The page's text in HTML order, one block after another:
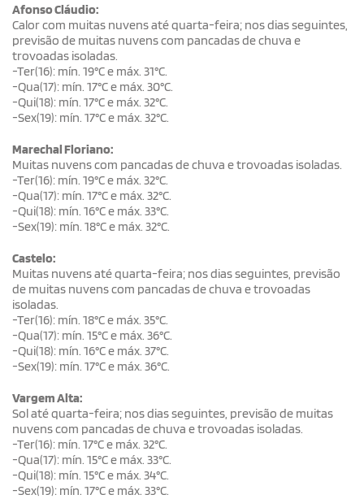
Afonso Cláudio:
Calor com muitas nuvens até quarta-feira; nos dias seguintes,
previsão de muitas nuvens com pancadas de chuva e
trovoadas isoladas.
-Ter(16): mín. 19°C e máx. 31°C.
-Qua(17): mín. 17°C e máx. 30°C.
-Qui(18): mín. 17°C e máx. 32°C.
-Sex(19): mín. 17°C e máx. 32°C.
Marechal Floriano:
Muitas nuvens com pancadas de chuva e trovoadas isoladas.
-Ter(16): mín. 19°C e máx. 32°C.
-Qua(17): mín. 17°C e máx. 32°C.
-Qui(18): mín. 16°C e máx. 33°C.
-Sex(19): mín. 18°C e máx. 32°C.
Castelo:
Muitas nuvens até quarta-feira; nos dias seguintes, previsão
de muitas nuvens com pancadas de chuva e trovoadas
isoladas.
-Ter(16): mín. 18°C e máx. 35°C.
-Qua(17): mín. 15°C e máx. 36°C.
-Qui(18): mín. 16°C e máx. 37°C.
-Sex(19): mín. 17°C e máx. 36°C.
Vargem Alta:
Sol até quarta-feira; nos dias seguintes, previsão de muitas
nuvens com pancadas de chuva e trovoadas isoladas.
-Ter(16): mín. 17°C e máx. 32°C.
-Qua(17): mín. 15°C e máx. 33°C.
-Qui(18): mín. 15°C e máx. 34°C.
-Sex(19): mín. 17°C e máx. 33°C.